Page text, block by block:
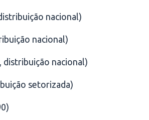
nacional)
nacional)
distribuição nacional)
setorizada)